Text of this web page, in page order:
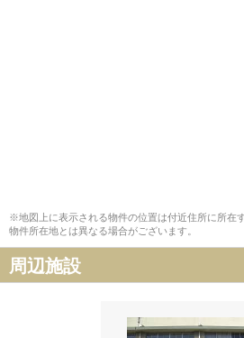
※地図上に表示される物件の位置は付近住所に所在
物件所在地とは異なる場合がございます。
周辺施設